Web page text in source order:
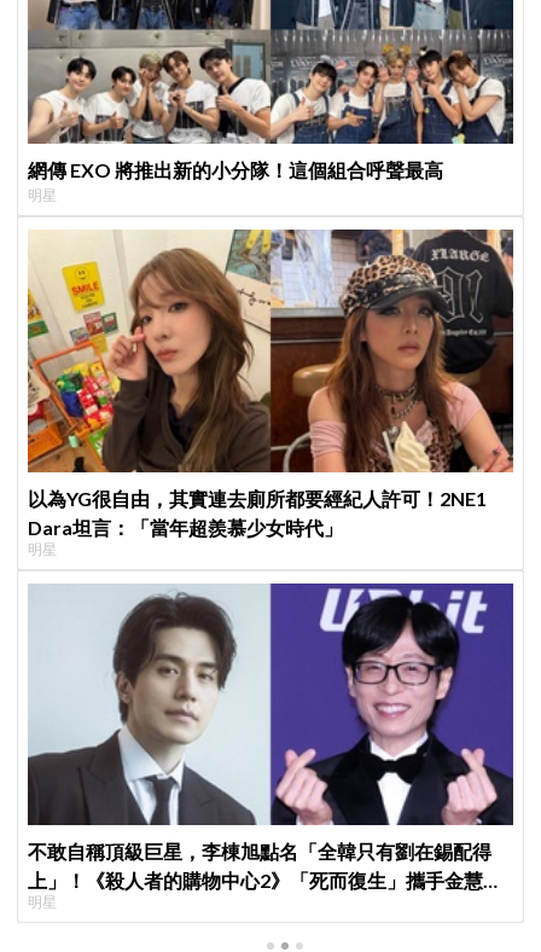
網傳 EXO 將推出新的小分隊！這個組合呼聲最高
明星
以為YG很自由，其實連去廁所都要經紀人許可！2NE1
Dara坦言：「當年超羨慕少女時代」
明星
不敢自稱頂級巨星，李棟旭點名「全韓只有劉在錫配得
上」！《殺人者的購物中心2》「死而復生」攜手金慧峻
反擊，放話努力凍齡「拚第3季」
明星